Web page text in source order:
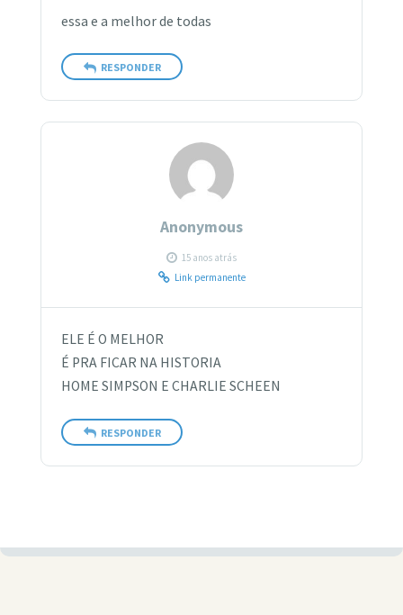
essa e a melhor de todas
RESPONDER
Anonymous
15 anos atrás
Link permanente
ELE É O MELHOR
É PRA FICAR NA HISTORIA
HOME SIMPSON E CHARLIE SCHEEN
RESPONDER